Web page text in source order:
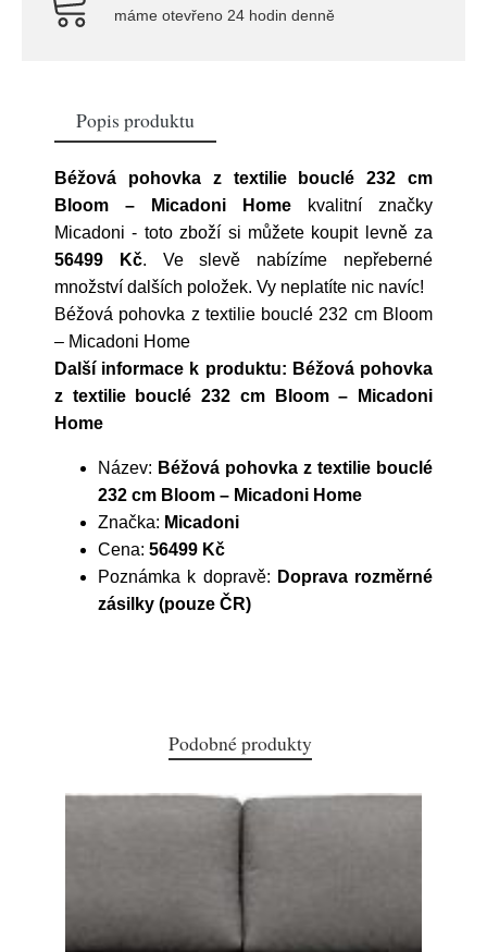
máme otevřeno 24 hodin denně
Popis produktu
Béžová pohovka z textilie bouclé 232 cm
Bloom – Micadoni Home kvalitní značky
Micadoni - toto zboží si můžete koupit levně za
56499 Kč. Ve slevě nabízíme nepřeberné
množství dalších položek. Vy neplatíte nic navíc!
Béžová pohovka z textilie bouclé 232 cm Bloom
– Micadoni Home
Další informace k produktu: Béžová pohovka
z textilie bouclé 232 cm Bloom – Micadoni
Home
Název: Béžová pohovka z textilie bouclé
232 cm Bloom – Micadoni Home
Značka: Micadoni
Cena: 56499 Kč
Poznámka k dopravě: Doprava rozměrné
zásilky (pouze ČR)
Podobné produkty